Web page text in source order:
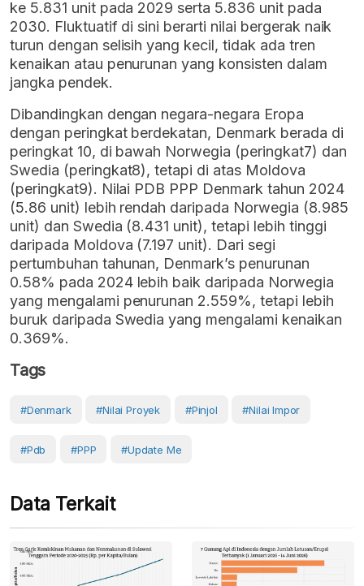
ke 5.831 unit pada 2029 serta 5.836 unit pada
2030. Fluktuatif di sini berarti nilai bergerak naik
turun dengan selisih yang kecil, tidak ada tren
kenaikan atau penurunan yang konsisten dalam
jangka pendek.
Dibandingkan dengan negara-negara Eropa
dengan peringkat berdekatan, Denmark berada di
peringkat 10, di bawah Norwegia (peringkat7) dan
Swedia (peringkat8), tetapi di atas Moldova
(peringkat9). Nilai PDB PPP Denmark tahun 2024
(5.86 unit) lebih rendah daripada Norwegia (8.985
unit) dan Swedia (8.431 unit), tetapi lebih tinggi
daripada Moldova (7.197 unit). Dari segi
pertumbuhan tahunan, Denmark’s penurunan
0.58% pada 2024 lebih baik daripada Norwegia
yang mengalami penurunan 2.559%, tetapi lebih
buruk daripada Swedia yang mengalami kenaikan
0.369%.
Tags
#Denmark #nilai Proyek #pinjol #Nilai Impor
#pdb #PPP #Update Me
Data Terkait